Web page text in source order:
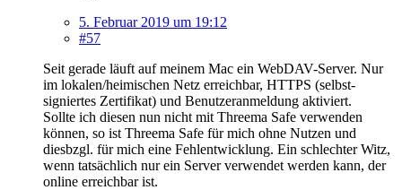
5. Februar 2019 um 19:12
#57
Seit gerade läuft auf meinem Mac ein WebDAV-Server. Nur
im lokalen/heimischen Netz erreichbar, HTTPS (selbst-
signiertes Zertifikat) und Benutzeranmeldung aktiviert.
Sollte ich diesen nun nicht mit Threema Safe verwenden
können, so ist Threema Safe für mich ohne Nutzen und
diesbzgl. für mich eine Fehlentwicklung. Ein schlechter Witz,
wenn tatsächlich nur ein Server verwendet werden kann, der
online erreichbar ist.